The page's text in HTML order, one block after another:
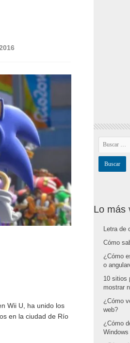
Wii U, ha unido los
en la ciudad de Río
Lo más
Letra de
Cómo
¿Cómo
o
10 sitios
mostrar
¿Cómo
web?
¿Cómo